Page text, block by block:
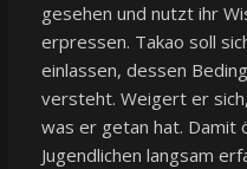
gesehen und nutzt ihr
erpressen. Takao soll
einlassen, dessen
versteht. Weigert er
was er getan hat. Damit
Jugendlichen langsam